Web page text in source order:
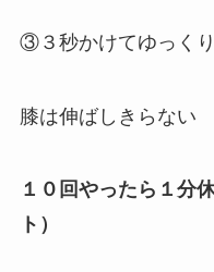
③３秒かけてゆっく
膝は伸ばしきらない
１０回やったら１分
ト）